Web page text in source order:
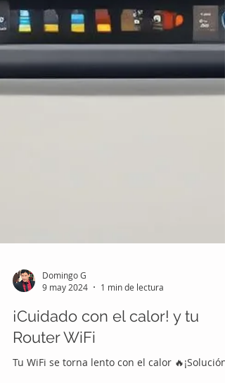
9 may 2024
1 min de lectura
¡Cuidado con el calor! y tu
Router WiFi